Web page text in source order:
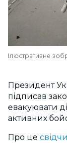
Ілюстративне
Президент
підписав
евакуювати
активних
Про це